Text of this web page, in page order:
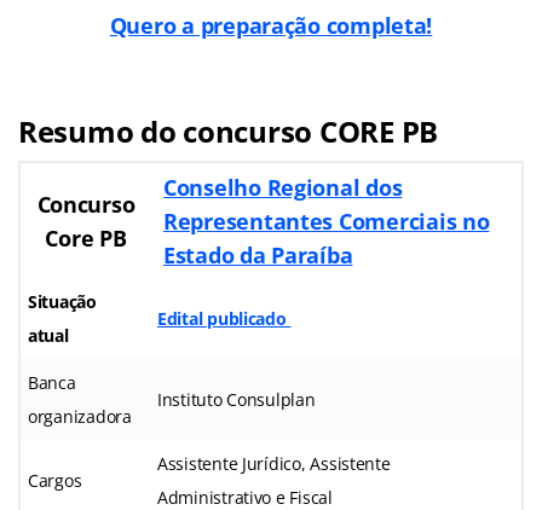
Quero a preparação completa!
Resumo do concurso CORE PB
Concurso
Core PB
Conselho Regional dos
Representantes Comerciais no
Estado da Paraíba
Situação
atual
Edital publicado
Banca
organizadora
Instituto Consulplan
Cargos
Assistente Jurídico, Assistente
Administrativo e Fiscal